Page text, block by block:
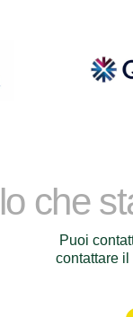
che
Puoi
contattare il